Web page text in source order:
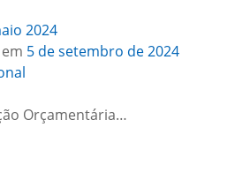
2024
5 de setembro de 2024
Orçamentária…